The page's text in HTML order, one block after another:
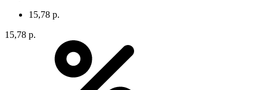
15,78 р.
15,78 р.